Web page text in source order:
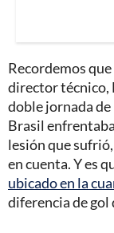
Recordemos
director técnico,
doble jornada
Brasil
lesión que
en cuenta. Y es
ubicado en la
diferencia de gol